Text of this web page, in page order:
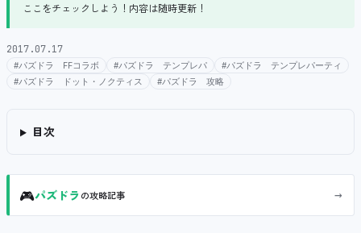
ここをチェックしよう！内容は随時更新！
2017.07.17
#パズドラ FFコラボ #パズドラ テンプレパ
#パズドラ テンプレパーティ
#パズドラ ドット・ノクティス
#パズドラ 攻略
目次
🎮パズドラの攻略記事 →